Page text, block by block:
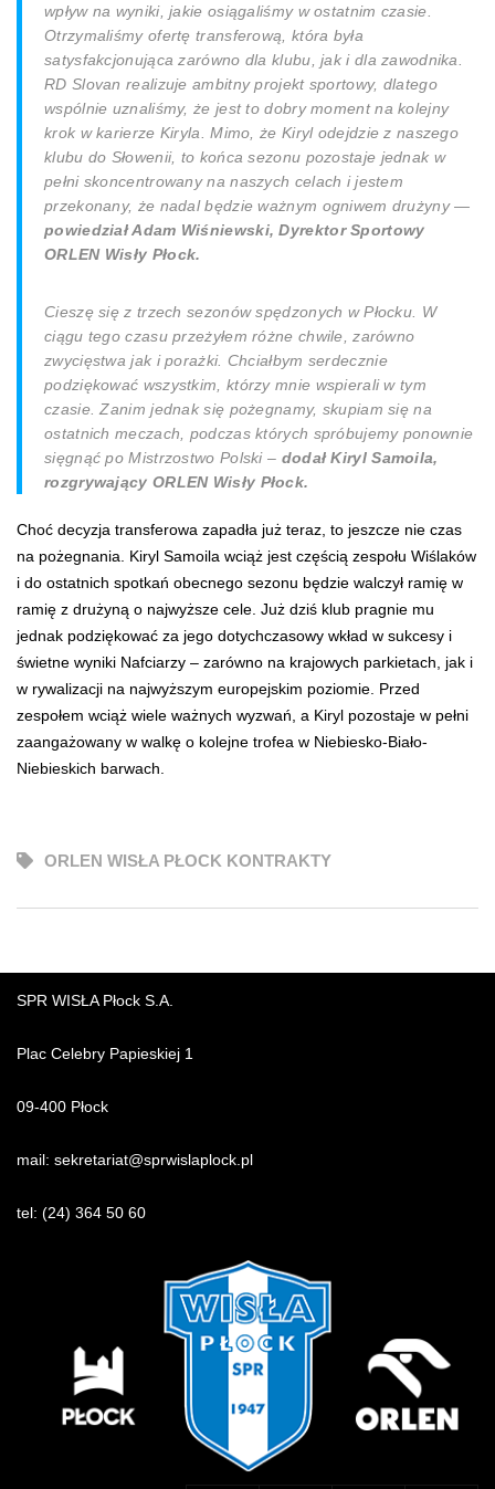
wpływ na wyniki, jakie osiągaliśmy w ostatnim czasie.
Otrzymaliśmy ofertę transferową, która była
satysfakcjonująca zarówno dla klubu, jak i dla zawodnika.
RD Slovan realizuje ambitny projekt sportowy, dlatego
wspólnie uznaliśmy, że jest to dobry moment na kolejny
krok w karierze Kiryla. Mimo, że Kiryl odejdzie z naszego
klubu do Słowenii, to końca sezonu pozostaje jednak w
pełni skoncentrowany na naszych celach i jestem
przekonany, że nadal będzie ważnym ogniwem drużyny—
powiedział Adam Wiśniewski, Dyrektor Sportowy
ORLEN Wisły Płock.
Cieszę się z trzech sezonów spędzonych w Płocku. W
ciągu tego czasu przeżyłem różne chwile, zarówno
zwycięstwa jak i porażki. Chciałbym serdecznie
podziękować wszystkim, którzy mnie wspierali w tym
czasie. Zanim jednak się pożegnamy, skupiam się na
ostatnich meczach, podczas których spróbujemy ponownie
sięgnąć po Mistrzostwo Polski– dodał Kiryl Samoila,
rozgrywający ORLEN Wisły Płock.
Choć decyzja transferowa zapadła już teraz, to jeszcze nie czas
na pożegnania. Kiryl Samoila wciąż jest częścią zespołu Wiślaków
i do ostatnich spotkań obecnego sezonu będzie walczył ramię w
ramię z drużyną o najwyższe cele. Już dziś klub pragnie mu
jednak podziękować za jego dotychczasowy wkład w sukcesy i
świetne wyniki Nafciarzy – zarówno na krajowych parkietach, jak i
w rywalizacji na najwyższym europejskim poziomie. Przed
zespołem wciąż wiele ważnych wyzwań, a Kiryl pozostaje w pełni
zaangażowany w walkę o kolejne trofea w Niebiesko-Biało-
Niebieskich barwach.
ORLEN WISŁA PŁOCK KONTRAKTY
SPR WISŁA Płock S.A.
Plac Celebry Papieskiej 1
09-400 Płock
mail: sekretariat@sprwislaplock.pl
tel: (24) 364 50 60